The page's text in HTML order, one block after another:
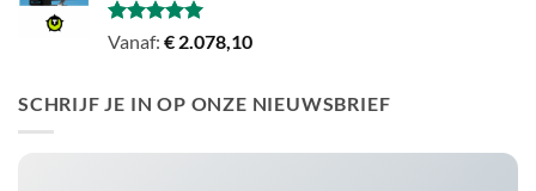
Gewaardeerd
Vanaf: € 2.078,10
SCHRIJF JE IN OP ONZE NIEUWSBRIEF